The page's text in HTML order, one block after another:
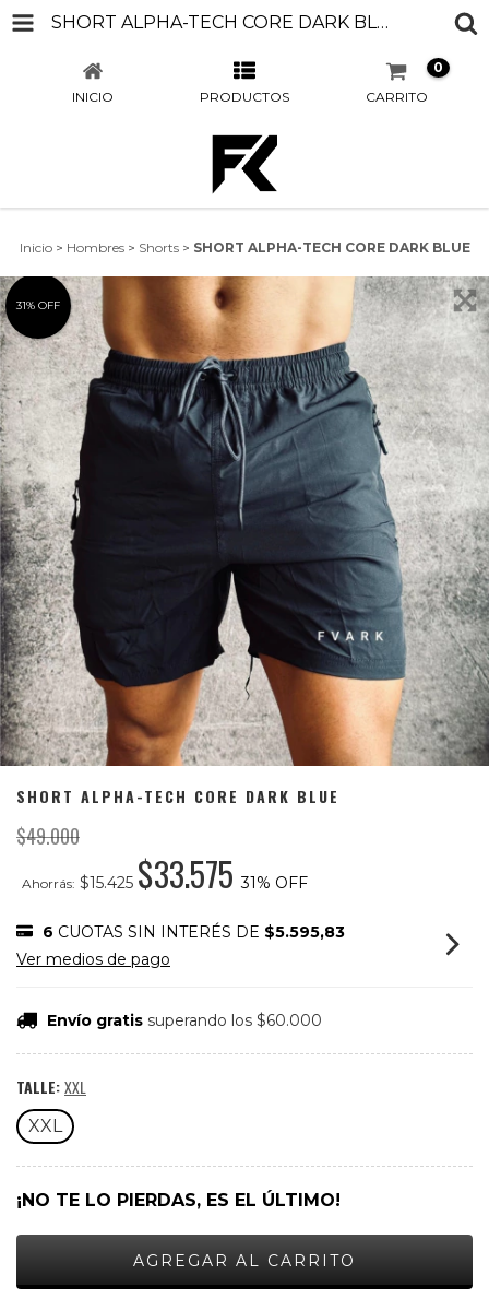
SHORT ALPHA-TECH CORE DARK BLUE
INICIO PRODUCTOS CARRITO
0
Inicio > Hombres > Shorts > SHORT ALPHA-TECH CORE DARK BLUE
31% OFF
SHORT ALPHA-TECH CORE DARK BLUE
$49.000
Ahorrás: $15.425 $33.57531% OFF
6 CUOTAS SIN INTERÉS DE $5.595,83
Ver medios de pago
Envío gratis superando los $60.000
TALLE:XXL
XXL
¡NO TE LO PIERDAS, ES EL ÚLTIMO!